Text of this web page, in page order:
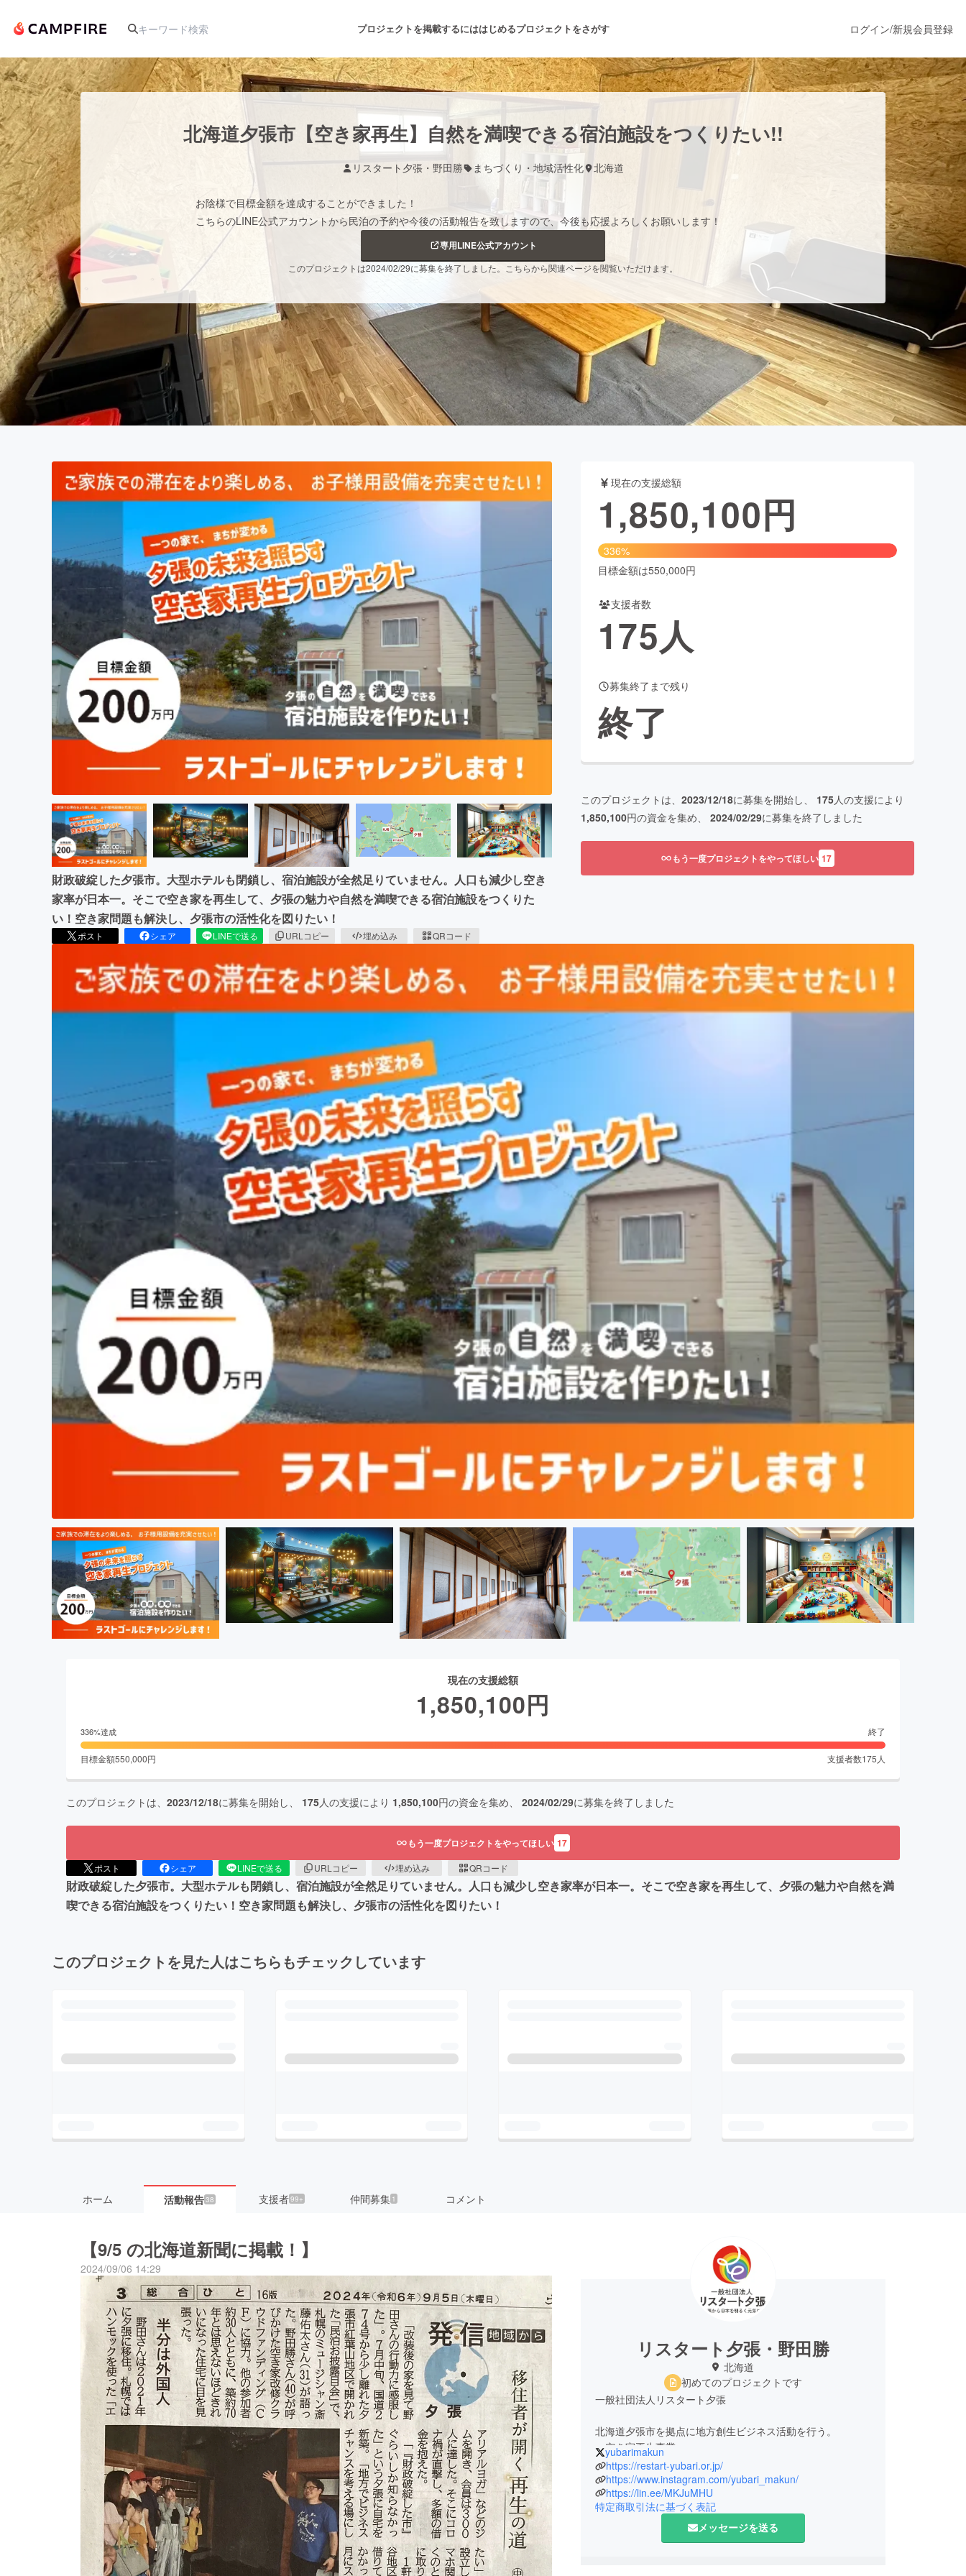
プロジェクトを掲載するにははじめるプロジェクトをさがす
人気のプロジェクト注目のリターン 注目の新着プロジェクト 募集終了が近いプロジェクト もうすぐ公開されます
音楽 舞台・パフォーマンス
テクノロジー・ガジェット ゲーム・サービス開発 フード・飲食店
映像・映画 スポーツ
ビジネス・起業 ソーシャルグッド
まちづくり・地域活性化
CAMPFIRE for Social GoodCAMPFIRE Creation
CAMPFIREふるさと納税 machi-yaコミュニティ
ログイン/新規会員登録
北海道夕張市【空き家再生】自然を満喫できる宿泊施設をつくりたい!!
リスタート夕張・野田勝 まちづくり・地域活性化 北海道
お陰様で目標金額を達成することができました！
こちらのLINE公式アカウントから民泊の予約や今後の活動報告を致しますので、今後も応援よろしくお願いします！
専用LINE公式アカウント
このプロジェクトは2024/02/29に募集を終了しました。こちらから関連ページを閲覧いただけます。
財政破綻した夕張市。大型ホテルも閉鎖し、宿泊施設が全然足りていません。人口も減少し空き
家率が日本一。そこで空き家を再生して、夕張の魅力や自然を満喫できる宿泊施設をつくりた
い！空き家問題も解決し、夕張市の活性化を図りたい！
ポスト シェア LINEで送る URLコピー 埋め込み QRコード
現在の支援総額
1,850,100円
336%
目標金額は550,000円
支援者数
175人
募集終了まで残り
終了
このプロジェクトは、 2023/12/18に募集を開始し、 175人の支援により
1,850,100円の資金を集め、 2024/02/29に募集を終了しました
もう一度プロジェクトをやってほしい 17
現在の支援総額
1,850,100円
336%達成 終了
目標金額550,000円 支援者数175 人
このプロジェクトは、 2023/12/18に募集を開始し、 175人の支援により 1,850,100円の資金を集め、 2024/02/29に募集を終了しました
もう一度プロジェクトをやってほしい 17
ポスト シェア LINEで送る URLコピー 埋め込み QRコード
財政破綻した夕張市。大型ホテルも閉鎖し、宿泊施設が全然足りていません。人口も減少し空き家率が日本一。そこで空き家を再生して、夕張の魅力や自然を満
喫できる宿泊施設をつくりたい！空き家問題も解決し、夕張市の活性化を図りたい！
このプロジェクトを見た人はこちらもチェックしています
ホーム 活動報告38 支援者99+ 仲間募集 1 コメント
【9/5 の北海道新聞に掲載！】
2024/09/06 14:29
リスタート夕張・野田勝
北海道
初めてのプロジェクトです
一般社団法人リスタート夕張
北海道夕張市を拠点に地方創生ビジネス活動を行う。
・空き家再生事業
・民泊の運営
・鹿肉ジビエ活用プロジェクト
・SNSマーケティング戦略アドバイス
・クラウドファンディングプロデュース
yubarimakun
https://restart-yubari.or.jp/
https://www.instagram.com/yubari_makun/
https://lin.ee/MKJuMHU
特定商取引法に基づく表記
メッセージを送る